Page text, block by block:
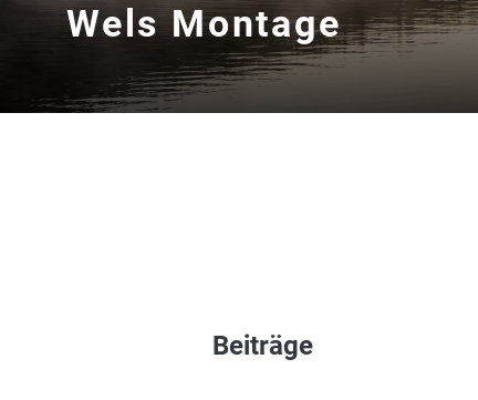
Wels Montage
Beiträge